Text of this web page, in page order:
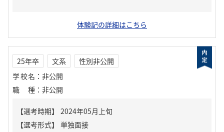
体験記の詳細はこちら
25年卒 文系
性別非公開
学校名 ： 非公開
職種 ： 非公開